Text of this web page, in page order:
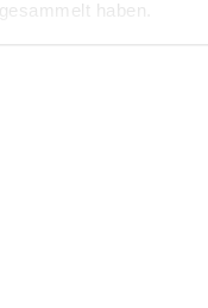
haben.